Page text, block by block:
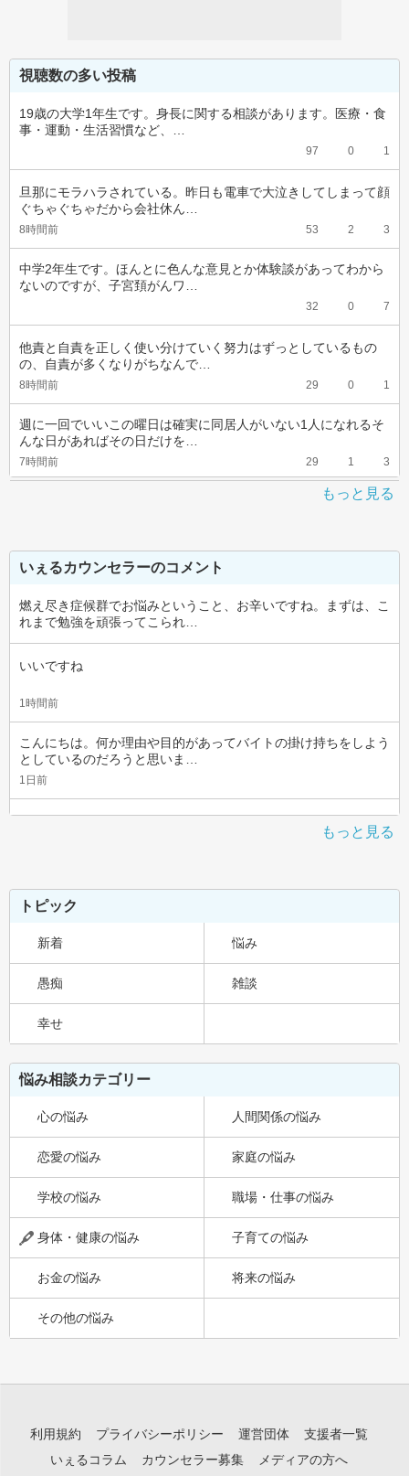
視聴数の多い投稿
19歳の大学1年生です。身長に関する相談があります。医療・食
事・運動・生活習慣など、…
97 0 1
旦那にモラハラされている。昨日も電車で大泣きしてしまって顔
ぐちゃぐちゃだから会社休ん…
8時間前 53 2 3
中学2年生です。ほんとに色んな意見とか体験談があってわから
ないのですが、子宮頚がんワ…
32 0 7
他責と自責を正しく使い分けていく努力はずっとしているもの
の、自責が多くなりがちなんで…
8時間前 29 0 1
週に一回でいいこの曜日は確実に同居人がいない1人になれるそ
んな日があればその日だけを…
7時間前 29 1 3
もっと見る
いぇるカウンセラーのコメント
燃え尽き症候群でお悩みということ、お辛いですね。まずは、こ
れまで勉強を頑張ってこられ…
いいですね
1時間前
こんにちは。何か理由や目的があってバイトの掛け持ちをしよう
としているのだろうと思いま…
1日前
もっと見る
トピック
新着 悩み
愚痴 雑談
幸せ
悩み相談カテゴリー
心の悩み 人間関係の悩み
恋愛の悩み 家庭の悩み
学校の悩み 職場・仕事の悩み
身体・健康の悩み 子育ての悩み
お金の悩み 将来の悩み
その他の悩み
利用規約 プライバシーポリシー 運営団体
支援者一覧
いぇるコラム
カウンセラー募集 メディアの方へ